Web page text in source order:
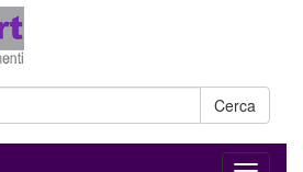
Cerca